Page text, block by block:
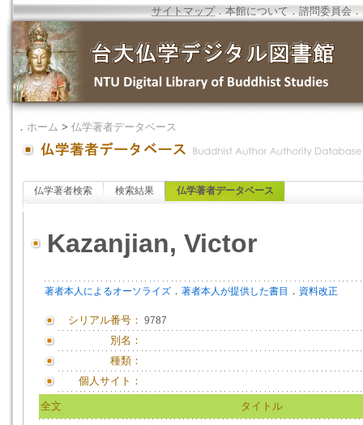
サイトマップ．本館について ．諮問委員会 ．
． ホーム > 仏学著者データベース
仏学著者検索 検索結果 仏学著者データベース
Kazanjian, Victor
著者本人によるオーソライズ ． 著者本人が提供した書目 ． 資料改正
シリアル番号： 9787
別名：
種類：
個人サイト：
全文 タイトル